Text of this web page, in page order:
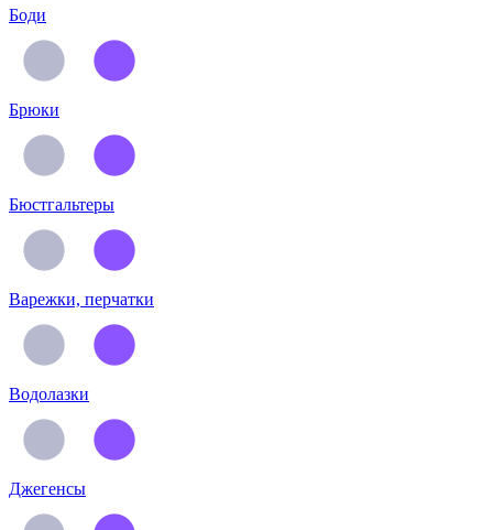
Боди
Брюки
Бюстгальтеры
Варежки, перчатки
Водолазки
Джегенсы